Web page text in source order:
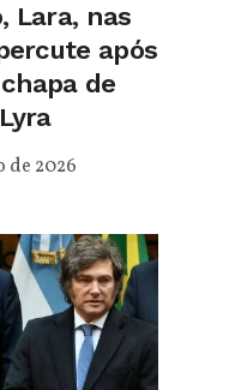
Lara, nas
após
de
de 2026